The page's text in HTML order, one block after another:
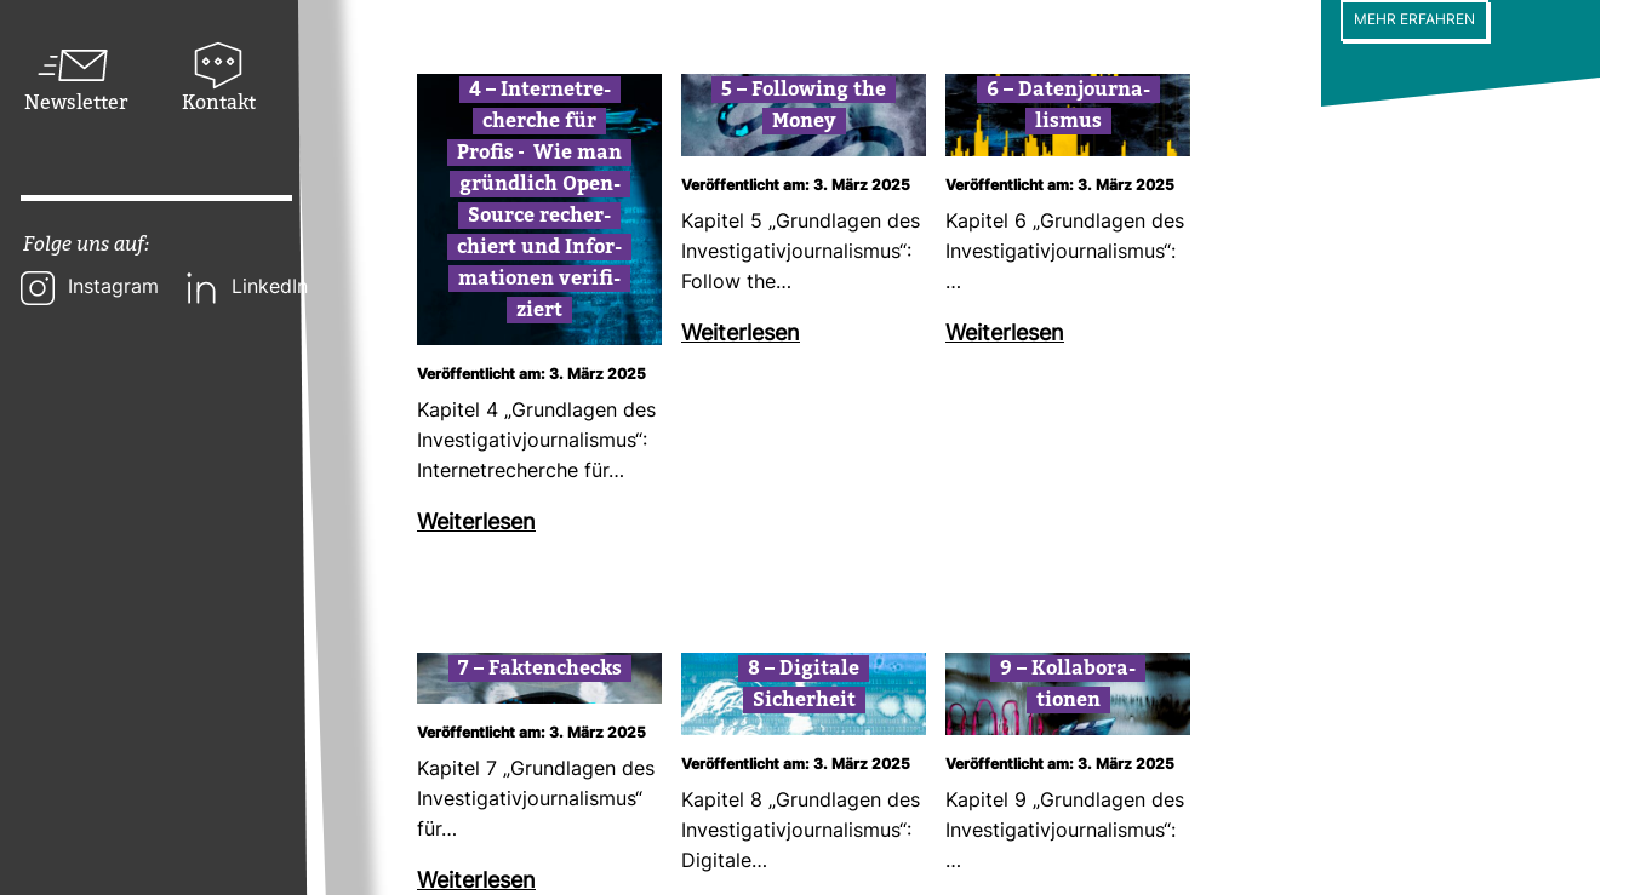
Newsletter Kontakt
Folge uns auf:
Instagram LinkedIn
4 – Inter­net­re­
cherche für
Profis – Wie man
gründ­lich Open-​
Source recher­
chiert und Infor­
ma­tionen veri­fi­
ziert
Veröffentlicht am: 3. März 2025
Kapitel 4 „Grund­lagen des
Inves­ti­ga­ti­vjour­na­lismus“:
Inter­net­re­cherche für…
Wei­ter­lesen
5 – Fol­lo­wing the
Money
Veröffentlicht am: 3. März 2025
Kapitel 5 „Grund­lagen des
Inves­ti­ga­ti­vjour­na­lismus“:
Follow the…
Wei­ter­lesen
6 – Daten­jour­na­
lismus
Veröffentlicht am: 3. März 2025
Kapitel 6 „Grund­lagen des
Inves­ti­ga­ti­vjour­na­lismus“:
…
Wei­ter­lesen
7 – Fak­ten­checks
Veröffentlicht am: 3. März 2025
Kapitel 7 „Grund­lagen des
Inves­ti­ga­ti­vjour­na­lismus“
für…
Wei­ter­lesen
8 – Digi­tale
Sicher­heit
Veröffentlicht am: 3. März 2025
Kapitel 8 „Grund­lagen des
Inves­ti­ga­ti­vjour­na­lismus“:
Digi­tale…
9 – Kol­la­bo­ra­
tionen
Veröffentlicht am: 3. März 2025
Kapitel 9 „Grund­lagen des
Inves­ti­ga­ti­vjour­na­lismus“:
…
MEHR ERFAHREN